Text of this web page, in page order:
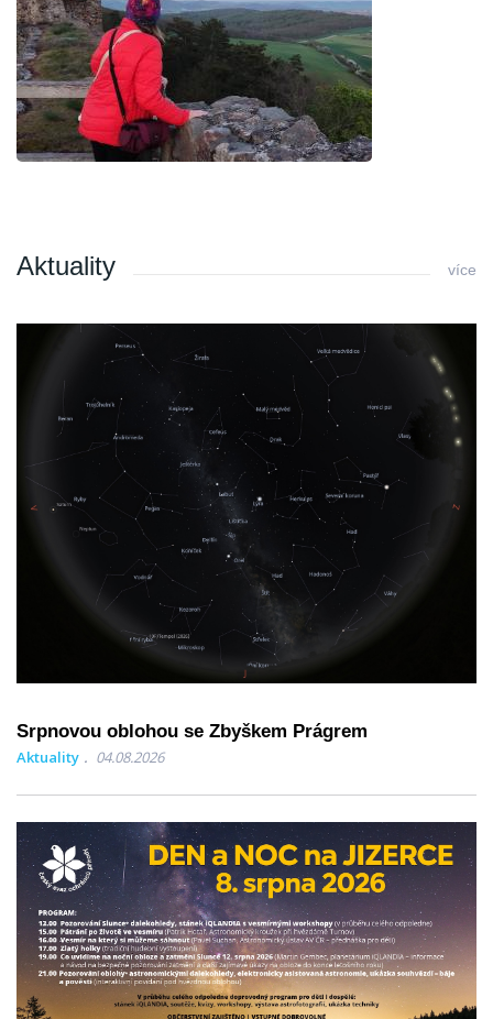
Aktuality více
Srpnovou oblohou se Zbyškem Prágrem
Aktuality 04.08.2026